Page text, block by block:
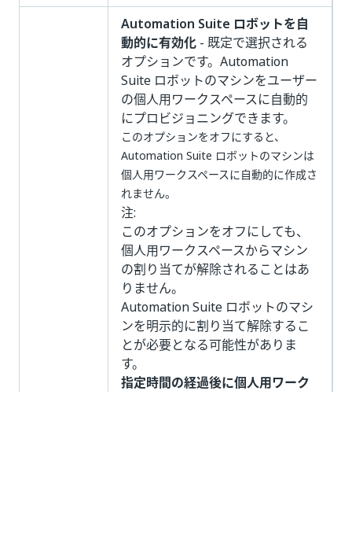
Automation Suite ロボットを自
動的に有効化 - 既定で選択される
オプションです。Automation
Suite ロボットのマシンをユーザー
の個人用ワークスペースに自動的
にプロビジョニングできます。
このオプションをオフにすると、
Automation Suite ロボットのマシンは
個人用ワークスペースに自動的に作成さ
れません。
注:
このオプションをオフにしても、
個人用ワークスペースからマシン
の割り当てが解除されることはあ
りません。
Automation Suite ロボットのマシ
ンを明示的に割り当て解除するこ
とが必要となる可能性がありま
す。
指定時間の経過後に個人用ワーク